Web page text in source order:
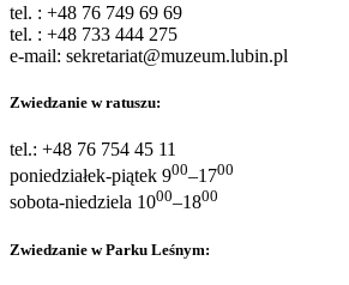
tel. : +48 76 749 69 69
tel. : +48 733 444 275
e-mail: sekretariat@muzeum.lubin.pl
Zwiedzanie w ratuszu:
tel.: +48 76 754 45 11
poniedziałek-piątek 900–1700
sobota-niedziela 1000–1800
Zwiedzanie w Parku Leśnym: